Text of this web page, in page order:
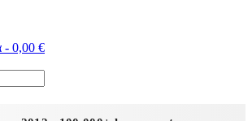
- 0,00 €